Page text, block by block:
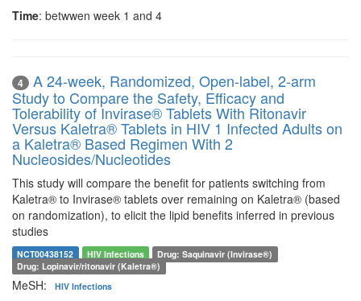
Time: betwwen week 1 and 4
4
A 24-week, Randomized, Open-label, 2-arm
Study to Compare the Safety, Efficacy and
Tolerability of Invirase® Tablets With Ritonavir
Versus Kaletra® Tablets in HIV 1 Infected Adults on
a Kaletra® Based Regimen With 2
Nucleosides/Nucleotides
This study will compare the benefit for patients switching from
Kaletra® to Invirase® tablets over remaining on Kaletra® (based
on randomization), to elicit the lipid benefits inferred in previous
studies
NCT00438152 HIV Infections
Drug: Saquinavir (Invirase®)
Drug: Lopinavir/ritonavir (Kaletra®)
MeSH: HIV Infections